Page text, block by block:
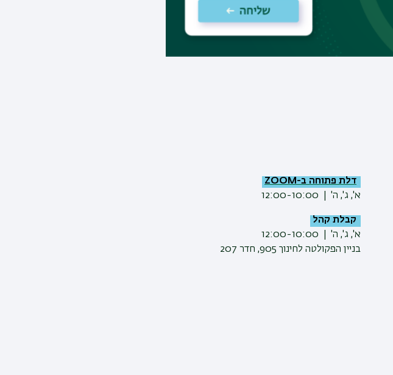
דלת פתוחה ב-ZOOM
א', ג', ה' | 12:00-10:00
קבלת קהל
א', ג', ה' | 12:00-10:00
בניין הפקולטה לחינוך 905, חדר 207